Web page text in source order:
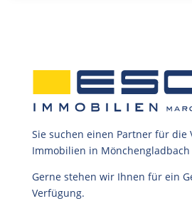
Sie suchen einen Partner für die
Immobilien in Mönchengladbach
Gerne stehen wir Ihnen für ein
Verfügung.